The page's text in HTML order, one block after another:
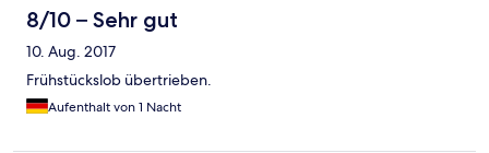
8/10 – Sehr gut
10. Aug. 2017
Frühstückslob übertrieben.
Aufenthalt von 1 Nacht